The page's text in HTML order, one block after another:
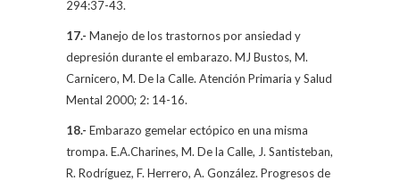
294:37-43.
17.- Manejo de los trastornos por ansiedad y
depresión durante el embarazo. MJ Bustos, M.
Carnicero, M. De la Calle. Atención Primaria y Salud
Mental 2000; 2: 14-16.
18.- Embarazo gemelar ectópico en una misma
trompa. E.A.Charines, M. De la Calle, J. Santisteban,
R. Rodríguez, F. Herrero, A. González. Progresos de